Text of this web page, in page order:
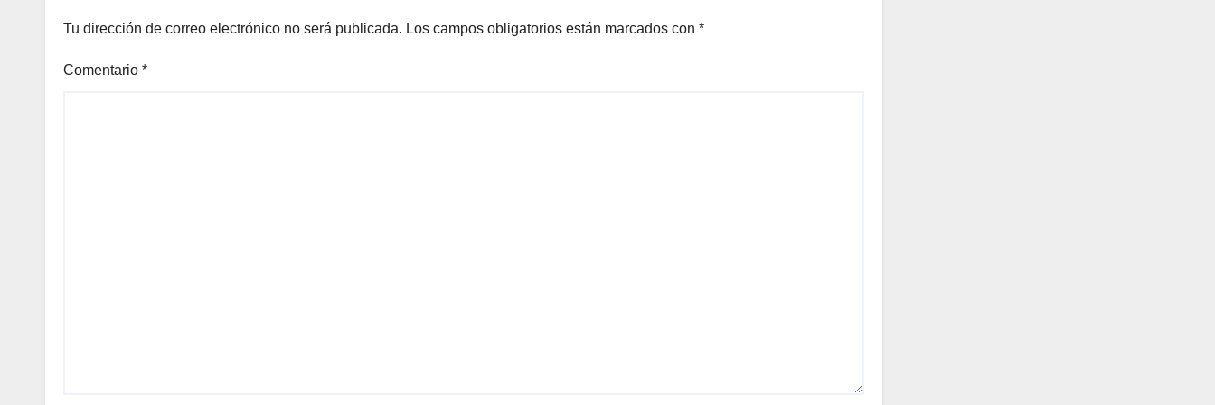
Tu dirección de correo electrónico no será publicada. Los campos obligatorios están marcados con *
Comentario *